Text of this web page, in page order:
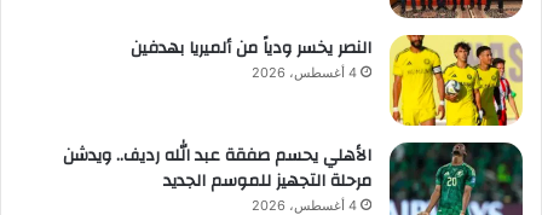
النصر يخسر ودياً من ألميريا بهدفين
4 أغسطس، 2026
الأهلي يحسم صفقة عبد الله رديف.. ويدشن
مرحلة التجهيز للموسم الجديد
4 أغسطس، 2026